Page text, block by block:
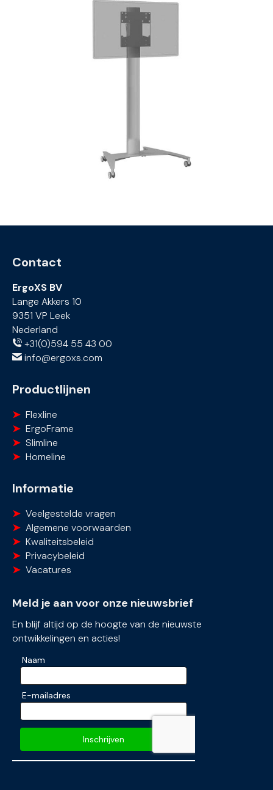
Contact
ErgoXS BV
Lange Akkers 10
9351 VP Leek
Nederland
+31(0)594 55 43 00
info@ergoxs.com
Productlijnen
Flexline
ErgoFrame
Slimline
Homeline
Informatie
Veelgestelde vragen
Algemene voorwaarden
Kwaliteitsbeleid
Privacybeleid
Vacatures
Meld je aan voor onze nieuwsbrief
En blijf altijd op de hoogte van de nieuwste
ontwikkelingen en acties!